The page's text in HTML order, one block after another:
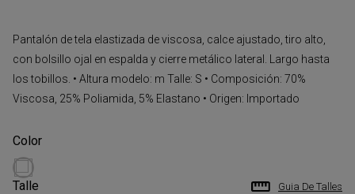
Pantalón de tela elastizada de viscosa, calce ajustado, tiro alto,
con bolsillo ojal en espalda y cierre metálico lateral. Largo hasta
los tobillos. • Altura modelo: m Talle: S • Composición: 70%
Viscosa, 25% Poliamida, 5% Elastano • Origen: Importado
Talle Guia De Talles